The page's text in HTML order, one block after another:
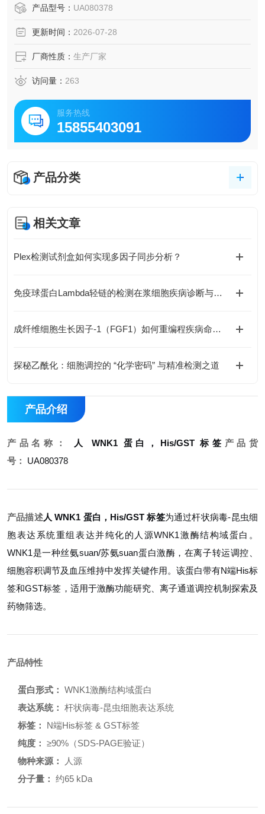
有N端His标签和GST标签，适用于激酶功能研究、离子通道
产品型号： UA080378
更新时间： 2026-07-28
厂商性质： 生产厂家
访问量： 263
服务热线
15855403091
产品分类
相关文章
Plex检测试剂盒如何实现多因子同步分析？
免疫球蛋白Lambda轻链的检测在浆细胞疾病诊断与鉴别中有何价值？
成纤维细胞生长因子-1（FGF1）如何重编程疾病命运与国自然研究新范式
探秘乙酰化：细胞调控的 “化学密码” 与精准检测之道
产品介绍
产品名称： 人 WNK1 蛋白，His/GST 标签 产品货
号：
UA080378
产品描述人 WNK1 蛋白，His/GST 标签为通过杆状病毒-昆虫细
胞表达系统重组表达并纯化的人源WNK1激酶结构域蛋白。
WNK1是一种丝氨suan/苏氨suan蛋白激酶，在离子转运调控、
细胞容积调节及血压维持中发挥关键作用。该蛋白带有N端His标
签和GST标签，适用于激酶功能研究、离子通道调控机制探索及
药物筛选。
产品特性
蛋白形式： WNK1激酶结构域蛋白
表达系统： 杆状病毒-昆虫细胞表达系统
标签：
N端His标签 & GST标签
纯度： ≥90%（SDS-PAGE验证）
物种来源：
人源
分子量： 约65 kDa